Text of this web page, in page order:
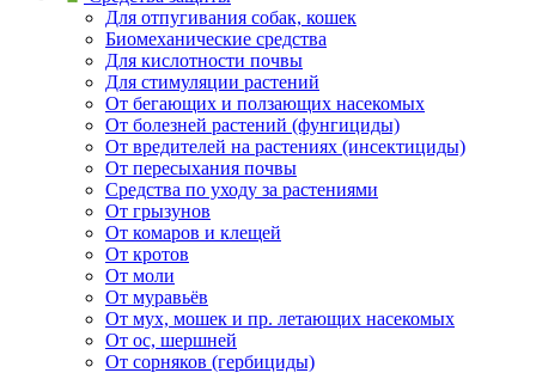
Для отпугивания собак, кошек
Биомеханические средства
Для кислотности почвы
Для стимуляции растений
От бегающих и ползающих насекомых
От болезней растений (фунгициды)
От вредителей на растениях (инсектициды)
От пересыхания почвы
Средства по уходу за растениями
От грызунов
От комаров и клещей
От кротов
От моли
От муравьёв
От мух, мошек и пр. летающих насекомых
От ос, шершней
От сорняков (гербициды)